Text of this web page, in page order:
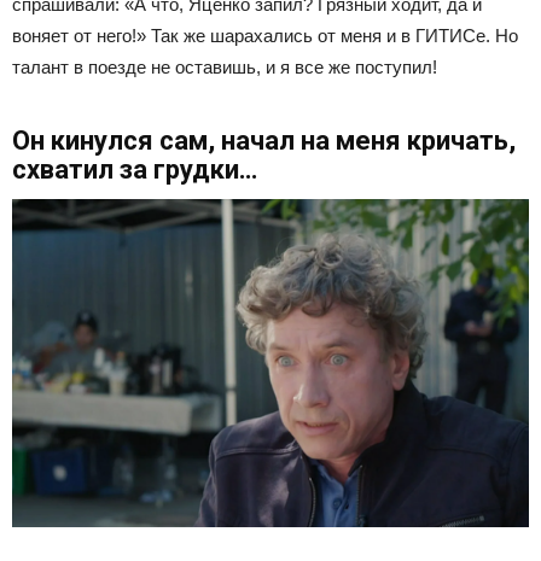
воняет от него!» Так же шарахались от меня и в ГИТИСе. Но
талант в поезде не оставишь, и я все же поступил!
Он кинулся сам, начал на меня кричать,
схватил за грудки…